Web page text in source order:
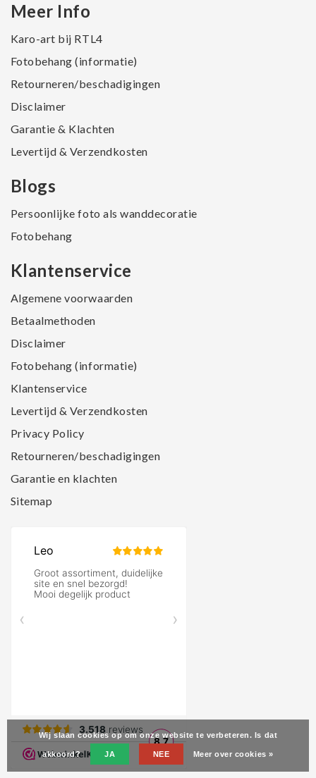
Meer Info
Karo-art bij RTL4
Fotobehang (informatie)
Retourneren/beschadigingen
Disclaimer
Garantie & Klachten
Levertijd & Verzendkosten
Blogs
Persoonlijke foto als wanddecoratie
Fotobehang
Klantenservice
Algemene voorwaarden
Betaalmethoden
Disclaimer
Fotobehang (informatie)
Klantenservice
Levertijd & Verzendkosten
Privacy Policy
Retourneren/beschadigingen
Garantie en klachten
Sitemap
Wij slaan cookies op om onze website te verbeteren. Is dat
akkoord? JA NEE Meer over cookies »